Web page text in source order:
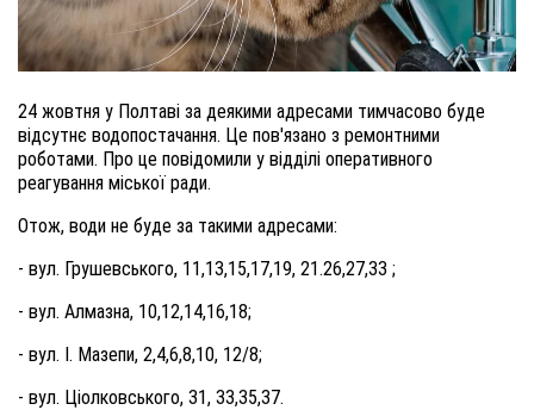
24 жовтня у Полтаві за деякими адресами тимчасово буде
відсутнє водопостачання. Це пов'язано з ремонтними
роботами. Про це повідомили у відділі оперативного
реагування міської ради.
Отож, води не буде за такими адресами:
- вул. Грушевського, 11,13,15,17,19, 21.26,27,33 ;
- вул. Алмазна, 10,12,14,16,18;
- вул. І. Мазепи, 2,4,6,8,10, 12/8;
- вул. Ціолковського, 31, 33,35,37.